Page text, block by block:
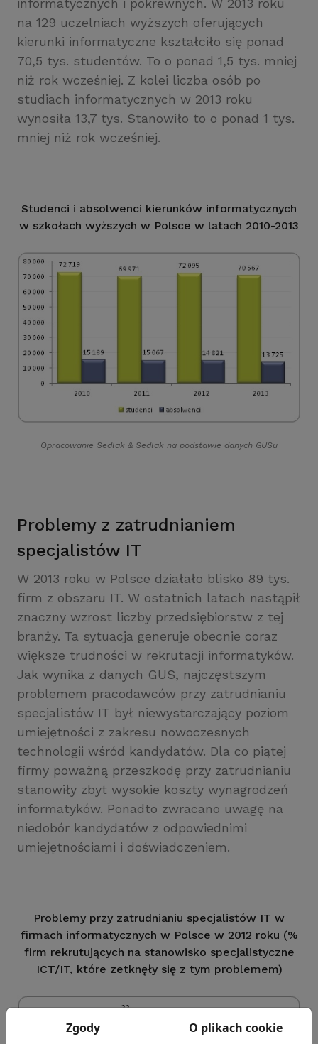
informatycznych i pokrewnych. W 2013 roku
na 129 uczelniach wyższych oferujących
kierunki informatyczne kształciło się ponad
70,5 tys. studentów. To o ponad 1,5 tys. mniej
niż rok wcześniej. Z kolei liczba osób po
studiach informatycznych w 2013 roku
wynosiła 13,7 tys. Stanowiło to o ponad 1 tys.
mniej niż rok wcześniej.
Studenci i absolwenci kierunków informatycznych
w szkołach wyższych w Polsce w latach 2010-2013
Opracowanie Sedlak & Sedlak na podstawie danych GUSu
Problemy z zatrudnianiem
specjalistów IT
W 2013 roku w Polsce działało blisko 89 tys.
firm z obszaru IT. W ostatnich latach nastąpił
znaczny wzrost liczby przedsiębiorstw z tej
branży. Ta sytuacja generuje obecnie coraz
większe trudności w rekrutacji informatyków.
Jak wynika z danych GUS, najczęstszym
problemem pracodawców przy zatrudnianiu
specjalistów IT był niewystarczający poziom
umiejętności z zakresu nowoczesnych
technologii wśród kandydatów. Dla co piątej
firmy poważną przeszkodę przy zatrudnianiu
stanowiły zbyt wysokie koszty wynagrodzeń
informatyków. Ponadto zwracano uwagę na
niedobór kandydatów z odpowiednimi
umiejętnościami i doświadczeniem.
Problemy przy zatrudnianiu specjalistów IT w
firmach informatycznych w Polsce w 2012 roku (%
firm rekrutujących na stanowisko specjalistyczne
ICT/IT, które zetknęły się z tym problemem)
Zgody O plikach cookie